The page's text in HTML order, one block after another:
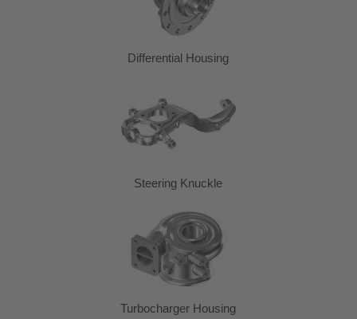
Differential Housing
Steering Knuckle
Turbocharger Housing